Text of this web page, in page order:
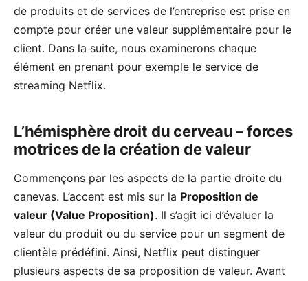
de produits et de services de l’entreprise est prise en
compte pour créer une valeur supplémentaire pour le
client. Dans la suite, nous examinerons chaque
élément en prenant pour exemple le service de
streaming Netflix.
L’hémisphère droit du cerveau – forces
motrices de la création de valeur
Commençons par les aspects de la partie droite du
canevas. L’accent est mis sur la Proposition de
valeur (Value Proposition). Il s’agit ici d’évaluer la
valeur du produit ou du service pour un segment de
clientèle prédéfini. Ainsi, Netflix peut distinguer
plusieurs aspects de sa proposition de valeur. Avant